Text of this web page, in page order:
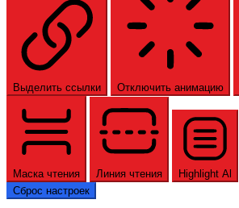
Выделить ссылки Отключить анимацию
Маска чтения Линия чтения
Highlight Al
Сброс настроек